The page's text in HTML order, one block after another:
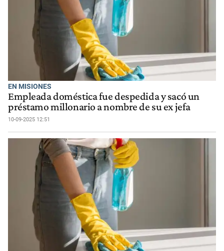
EN MISIONES
Empleada doméstica fue despedida y sacó un
préstamo millonario a nombre de su ex jefa
10-09-2025 12:51